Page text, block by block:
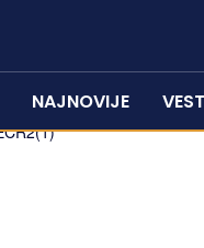
NAJNOVIJE